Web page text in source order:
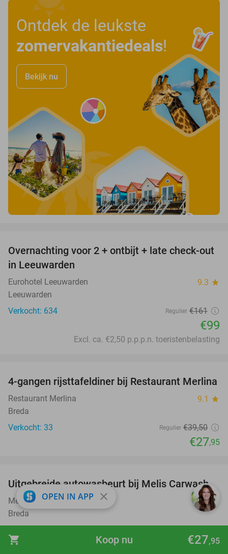
shopping_cart €27,95
Koop nu
Ontdek de leukste
zomervakantiedeals!
Bekijk nu
39%
Overnachting voor 2 + ontbijt + late check-out
in Leeuwarden
Eurohotel Leeuwarden 9.3 star
Leeuwarden
Verkocht: 634
Regulier €161
€99
Excl. ca. €2,50 p.p.p.n. toeristenbelasting
29%
4-gangen rijsttafeldiner bij Restaurant Merlina
Restaurant Merlina 9.1 star
Breda
Verkocht: 33
Regulier €39,50
€27,95
45%
Uitgebreide autowasbeurt bij Melis Carwash
Melis Carwash 9.1star
Breda
€10,95
OPEN IN APP close